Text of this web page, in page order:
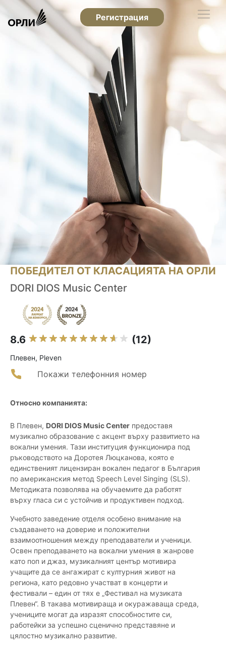
Регистрация
ПОБЕДИТЕЛ ОТ КЛАСАЦИЯТА НА ОРЛИ
DORI DIOS Music Center
8.6 (12)
Плевен, Pleven
Покажи телефонния номер
Относно компанията:
В Плевен, DORI DIOS Music Center предоставя
музикално образование с акцент върху развитието на
вокални умения. Тази институция функционира под
ръководството на Доротея Люцканова, която е
единственият лицензиран вокален педагог в България
по американския метод Speech Level Singing (SLS).
Методиката позволява на обучаемите да работят
върху гласа си с устойчив и продуктивен подход.
Учебното заведение отделя особено внимание на
създаването на доверие и положителни
взаимоотношения между преподаватели и ученици.
Освен преподаването на вокални умения в жанрове
като поп и джаз, музикалният център мотивира
учащите да се ангажират с културния живот на
региона, като редовно участват в концерти и
фестивали – един от тях е „Фестивал на музиката
Плевен“. В такава мотивираща и окуражаваща среда,
учениците могат да изразят способностите си,
работейки за успешно сценично представяне и
цялостно музикално развитие.